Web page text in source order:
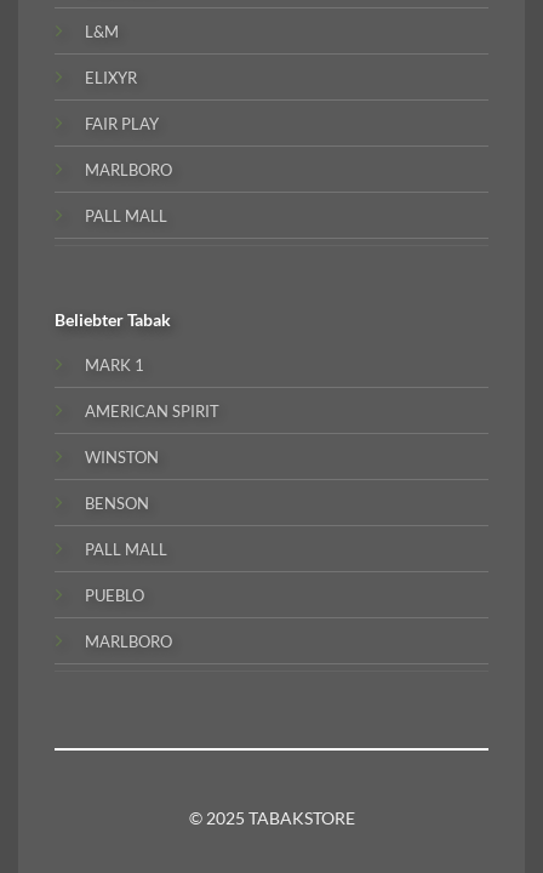
L&M
ELIXYR
FAIR PLAY
MARLBORO
PALL MALL
BeliebterTabak
MARK 1
AMERICAN SPIRIT
WINSTON
BENSON
PALL MALL
PUEBLO
MARLBORO
© 2025 TABAKSTORE